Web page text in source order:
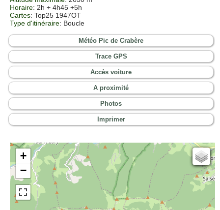
Horaire: 2h + 4h45 +5h
Cartes: Top25 1947OT
Type d'itinéraire: Boucle
Météo Pic de Crabère
Trace GPS
Accès voiture
A proximité
Photos
Imprimer
+
−
Cartes IGN
Open Topo Map
Open Street Map
ESRI Word Imagery